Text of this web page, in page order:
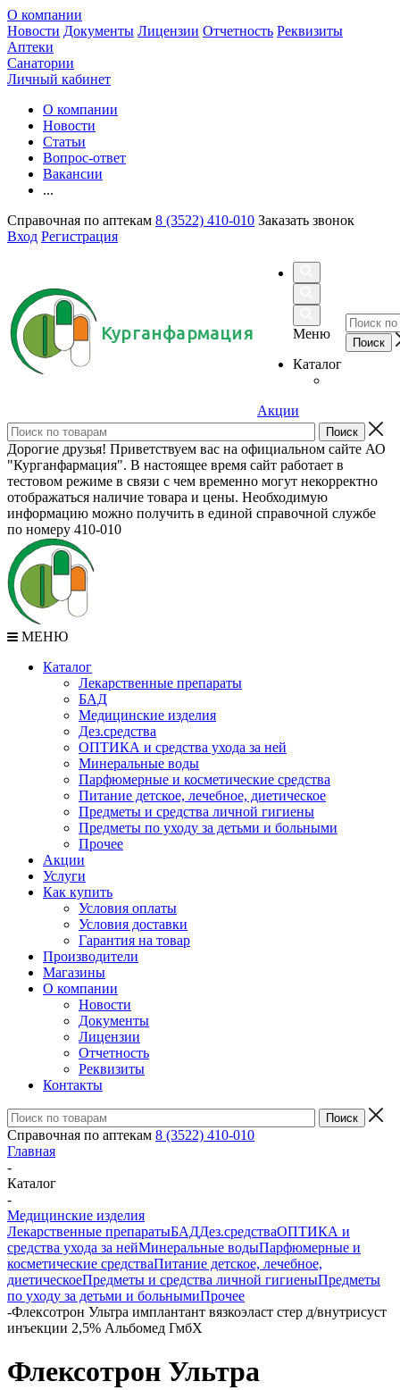
О компании
Новости Документы Лицензии Отчетность Реквизиты
Аптеки
Санатории
Личный кабинет
О компании
Новости
Статьи
Вопрос-ответ
Вакансии
...
Справочная по аптекам 8 (3522) 410-010 Заказать звонок
Вход Регистрация
Курганфармация
Меню
Каталог
Акции
Дорогие друзья! Приветствуем вас на официальном сайте АО
"Курганфармация". В настоящее время сайт работает в
тестовом режиме в связи с чем временно могут некорректно
отображаться наличие товара и цены. Необходимую
информацию можно получить в единой справочной службе
по номеру 410-010
МЕНЮ
Каталог
Лекарственные препараты
БАД
Медицинские изделия
Дез.средства
ОПТИКА и средства ухода за ней
Минеральные воды
Парфюмерные и косметические средства
Питание детское, лечебное, диетическое
Предметы и средства личной гигиены
Предметы по уходу за детьми и больными
Прочее
Акции
Услуги
Как купить
Условия оплаты
Условия доставки
Гарантия на товар
Производители
Магазины
О компании
Новости
Документы
Лицензии
Отчетность
Реквизиты
Контакты
Справочная по аптекам 8 (3522) 410-010
Главная
-
Каталог
-
Медицинские изделия
Лекарственные препаратыБАДДез.средстваОПТИКА и
средства ухода за нейМинеральные водыПарфюмерные и
косметические средстваПитание детское, лечебное,
диетическоеПредметы и средства личной гигиеныПредметы
по уходу за детьми и больнымиПрочее
-Флексотрон Ультра имплантант вязкоэласт стер д/внутрисуст
инъекции 2,5% Альбомед ГмбХ
Флексотрон Ультра